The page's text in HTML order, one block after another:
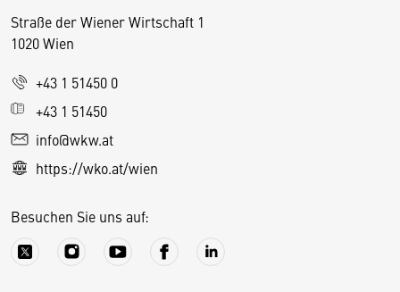
Straße der Wiener Wirtschaft 1
1020 Wien
+43 1 51450 0
+43 1 51450
info@wkw.at
https://wko.at/wien
Besuchen Sie uns auf:
D
e
s
S
e